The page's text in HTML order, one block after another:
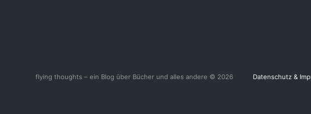
flying thoughts – ein Blog über Bücher und alles andere © 2026 Datenschutz &